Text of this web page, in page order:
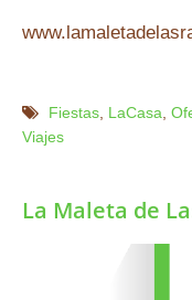
Fiestas LaCasa
Viajes
La Maleta de